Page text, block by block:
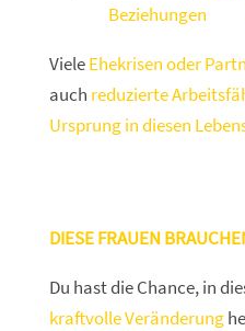
Beziehungen
VieleEhekrisen oder
auch reduzierte
Ursprung in diesen
DIESE FRAUEN
Du hast die Chance, in
kraftvolle Veränderung